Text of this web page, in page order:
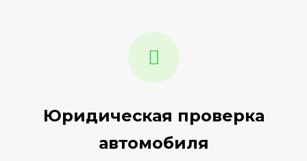
Юридическая проверка
автомобиля